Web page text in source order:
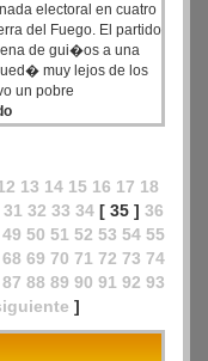
electoral en cuatro
del Fuego. El partido
de gui�os a una
muy lejos de los
un pobre
13 14 15 16 17 18
31 32 33 34 [ 35 ] 36
49 50 51 52 53 54 55
68 69 70 71 72 73 74
87 88 89 90 91 92 93
]